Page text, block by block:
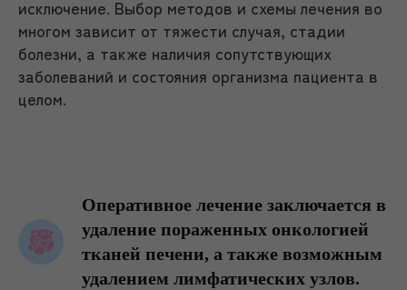
исключение. Выбор методов и схемы лечения во
многом зависит от тяжести случая, стадии
болезни, а также наличия сопутствующих
заболеваний и состояния организма пациента в
целом.
Оперативное лечение заключается в
удаление пораженных онкологией
тканей печени, а также возможным
удалением лимфатических узлов.